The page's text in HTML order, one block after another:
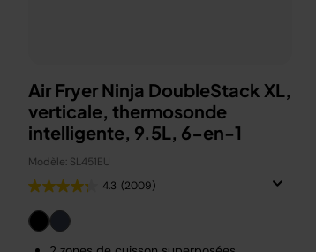
Air Fryer Ninja DoubleStack XL,
verticale, thermosonde
intelligente, 9.5L, 6-en-1
Modèle: SL451EU
4.3 (2009)